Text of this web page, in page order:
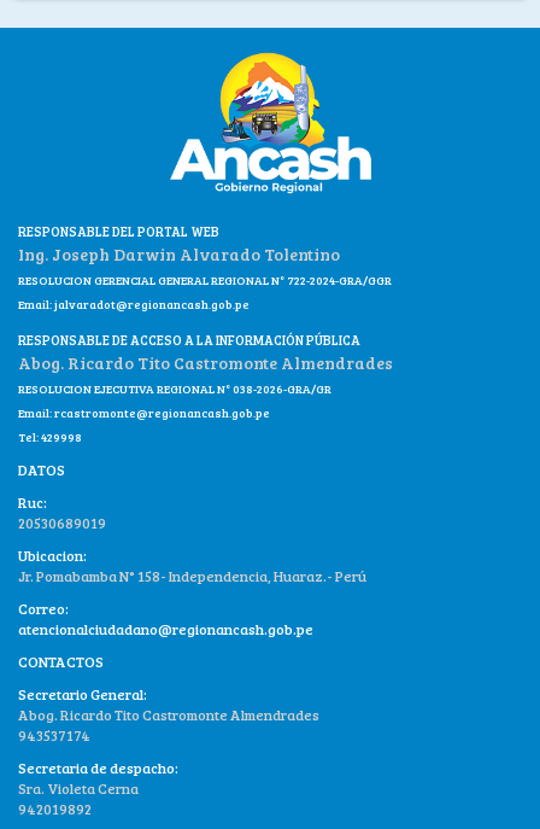
RESPONSABLE DEL PORTAL WEB
Ing. Joseph Darwin Alvarado Tolentino
RESOLUCION GERENCIAL GENERAL REGIONAL N° 722-2024-GRA/GGR
Email:jalvaradot@regionancash.gob.pe
RESPONSABLE DE ACCESO A LA INFORMACIÓN PÚBLICA
Abog. Ricardo Tito Castromonte Almendrades
RESOLUCION EJECUTIVA REGIONAL N° 038-2026-GRA/GR
Email:rcastromonte@regionancash.gob.pe
Tel: 429998
DATOS
Ruc:
20530689019
Ubicacion:
Jr. Pomabamba N° 158- Independencia, Huaraz.- Perú
Correo:
atencionalciudadano@regionancash.gob.pe
CONTACTOS
Secretario General:
Abog. Ricardo Tito Castromonte Almendrades
943537174
Secretaria de despacho:
Sra. Violeta Cerna
942019892